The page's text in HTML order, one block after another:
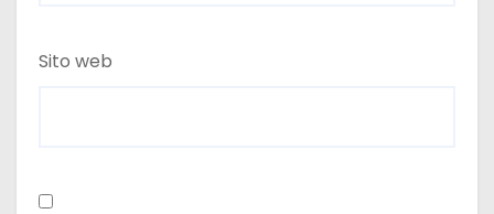
Sito web